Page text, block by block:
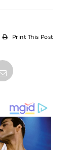
Print This Post